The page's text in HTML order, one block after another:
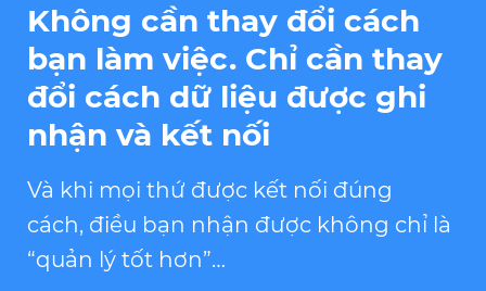
Không cần thay đổi cách
bạn làm việc. Chỉ cần thay
đổi cách dữ liệu được ghi
nhận và kết nối
Và khi mọi thứ được kết nối đúng
cách, điều bạn nhận được không chỉ là
“quản lý tốt hơn”…